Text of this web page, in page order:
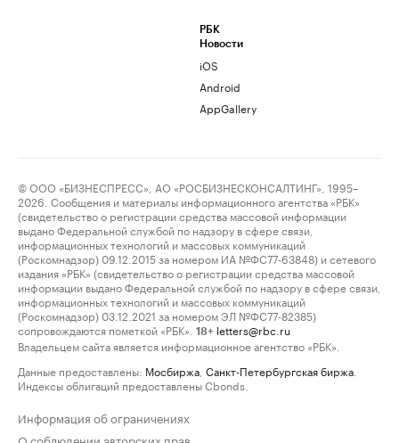
РБК
Новости
iOS
Android
AppGallery
© ООО «БИЗНЕСПРЕСС», АО «РОСБИЗНЕСКОНСАЛТИНГ», 1995–
2026. Сообщения и материалы информационного агентства «РБК»
(свидетельство о регистрации средства массовой информации
выдано Федеральной службой по надзору в сфере связи,
информационных технологий и массовых коммуникаций
(Роскомнадзор) 09.12.2015 за номером ИА №ФС77-63848) и сетевого
издания «РБК» (свидетельство о регистрации средства массовой
информации выдано Федеральной службой по надзору в сфере связи,
информационных технологий и массовых коммуникаций
(Роскомнадзор) 03.12.2021 за номером ЭЛ №ФС77-82385)
сопровождаются пометкой «РБК».
18+ letters@rbc.ru
Владельцем сайта является информационное агентство «РБК».
Данные предоставлены: Мосбиржа Санкт-Петербургская биржа
Индексы облигаций предоставлены Cbonds.
Информация об ограничениях
О соблюдении авторских прав